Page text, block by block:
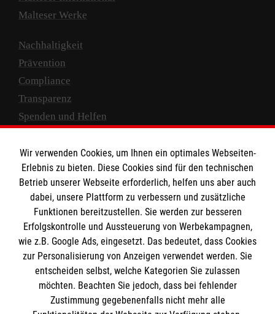
Malteser Werke
Nachhaltigkeit
Prävention
Compliance
Transparenz
Spenden und Helfen
Empfänger: Malteser Hilfsdienst e.V.
IBAN: DE10 3706 0120 1201 2000 12
BIC: GENODED 1PA7
Wir verwenden Cookies, um Ihnen ein optimales Webseiten-
Erlebnis zu bieten. Diese Cookies sind für den technischen
Betrieb unserer Webseite erforderlich, helfen uns aber auch
dabei, unsere Plattform zu verbessern und zusätzliche
Funktionen bereitzustellen. Sie werden zur besseren
Erfolgskontrolle und Aussteuerung von Werbekampagnen,
wie z.B. Google Ads, eingesetzt. Das bedeutet, dass Cookies
zur Personalisierung von Anzeigen verwendet werden. Sie
entscheiden selbst, welche Kategorien Sie zulassen
möchten. Beachten Sie jedoch, dass bei fehlender
Zustimmung gegebenenfalls nicht mehr alle